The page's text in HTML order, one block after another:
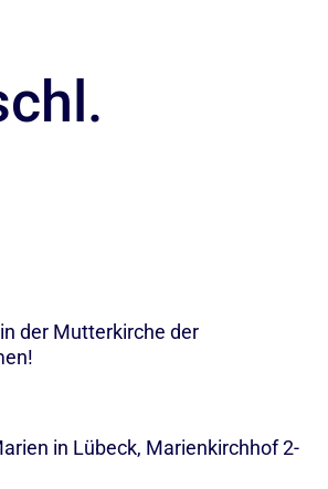
der Mutterkirche der
in Lübeck, Marienkirchhof 2-